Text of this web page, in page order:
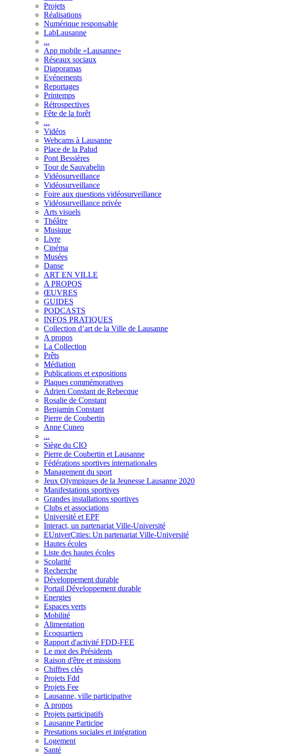
Projets
Réalisations
Numérique responsable
LabLausanne
...
App mobile «Lausanne»
Réseaux sociaux
Diaporamas
Evénements
Reportages
Printemps
Rétrospectives
Fête de la forêt
...
Vidéos
Webcams à Lausanne
Place de la Palud
Pont Bessières
Tour de Sauvabelin
Vidéosurveillance
Vidéosurveillance
Foire aux questions vidéosurveillance
Vidéosurveillance privée
Arts visuels
Théâtre
Musique
Livre
Cinéma
Musées
Danse
ART EN VILLE
A PROPOS
ŒUVRES
GUIDES
PODCASTS
INFOS PRATIQUES
Collection d’art de la Ville de Lausanne
A propos
La Collection
Prêts
Médiation
Publications et expositions
Plaques commémoratives
Adrien Constant de Rebecque
Rosalie de Constant
Benjamin Constant
Pierre de Coubertin
Anne Cuneo
...
Siège du CIO
Pierre de Coubertin et Lausanne
Fédérations sportives internationales
Management du sport
Jeux Olympiques de la Jeunesse Lausanne 2020
Manifestations sportives
Grandes installations sportives
Clubs et associations
Université et EPF
Interact, un partenariat Ville-Université
EUniverCities: Un partenariat Ville-Université
Hautes écoles
Liste des hautes écoles
Scolarité
Recherche
Développement durable
Portail Développement durable
Energies
Espaces verts
Mobilité
Alimentation
Ecoquartiers
Rapport d'activité FDD-FEE
Le mot des Présidents
Raison d'être et missions
Chiffres clés
Projets Fdd
Projets Fee
Lausanne, ville participative
A propos
Projets participatifs
Lausanne Participe
Prestations sociales et intégration
Logement
Santé